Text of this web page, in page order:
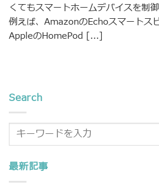
くてもスマートホームデバイスを制
例えば、AmazonのEchoスマートス
AppleのHomePod [...]
Search
最新記事